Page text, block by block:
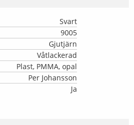
Svart
9005
Gjutjärn
Våtlackerad
Plast, PMMA, opal
Per Johansson
Ja